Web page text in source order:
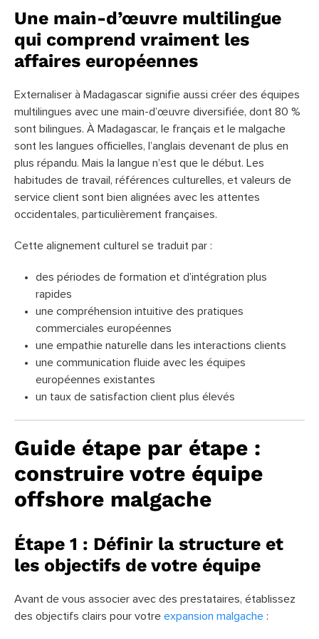
Une main-d’œuvre multilingue
qui comprend vraiment les
affaires européennes
Externaliser à Madagascar signifie aussi créer des équipes
multilingues avec une main-d’œuvre diversifiée, dont 80 %
sont bilingues. À Madagascar, le français et le malgache
sont les langues officielles, l’anglais devenant de plus en
plus répandu. Mais la langue n’est que le début. Les
habitudes de travail, références culturelles, et valeurs de
service client sont bien alignées avec les attentes
occidentales, particulièrement françaises.
Cette alignement culturel se traduit par :
des périodes de formation et d’intégration plus
rapides
une compréhension intuitive des pratiques
commerciales européennes
une empathie naturelle dans les interactions clients
une communication fluide avec les équipes
européennes existantes
un taux de satisfaction client plus élevés
Guide étape par étape :
construire votre équipe
offshore malgache
Étape 1 : Définir la structure et
les objectifs de votre équipe
Avant de vous associer avec des prestataires, établissez
des objectifs clairs pour votre expansion malgache :